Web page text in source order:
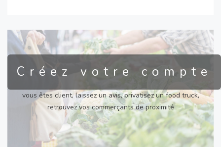
Créez votre compte
vous êtes client, laissez un avis, privatisez un food truck,
retrouvez vos commerçants de proximité